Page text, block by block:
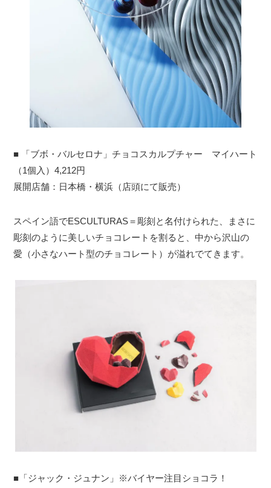
■ 「ブボ・バルセロナ」チョコスカルプチャー マイハート
（1個入）4,212円
展開店舗：日本橋・横浜（店頭にて販売）
スペイン語でESCULTURAS＝彫刻と名付けられた、まさに
彫刻のように美しいチョコレートを割ると、中から沢山の
愛（小さなハート型のチョコレート）が溢れでてきます。
■「ジャック・ジュナン」※バイヤー注目ショコラ！